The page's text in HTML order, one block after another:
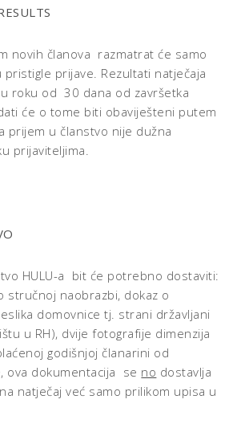
novih članova razmatrat će samo
prijave. Rezultati natječaja
roku od 30 dana od završetka
će o tome biti obaviješteni putem
prijem u članstvo nije dužna
prijaviteljima.
HULU-a bit će potrebno dostaviti:
stručnoj naobrazbi, dokaz o
domovnice tj. strani državljani
u RH), dvije fotografije dimenzija
godišnjoj članarini od
ova dokumentacija se no dostavlja
natječaj već samo prilikom upisa u